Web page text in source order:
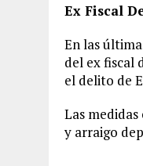
Ex Fiscal
En las
del ex fiscal
el delito de
Las
y arraigo